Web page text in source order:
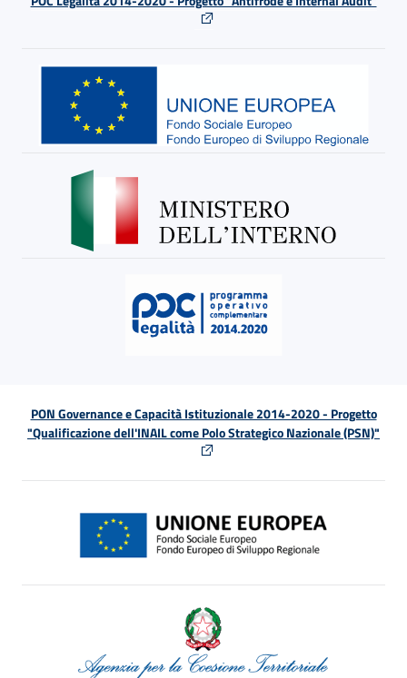
PON Governance e Capacità Istituzionale 2014-2020 - Progetto
"Qualificazione dell'INAIL come Polo Strategico Nazionale (PSN)"